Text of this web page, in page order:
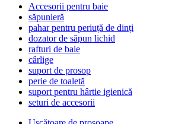
Accesorii pentru baie
săpunieră
pahar pentru periuță de dinți
dozator de săpun lichid
rafturi de baie
cârlige
suport de prosop
perie de toaletă
suport pentru hârtie igienică
seturi de accesorii